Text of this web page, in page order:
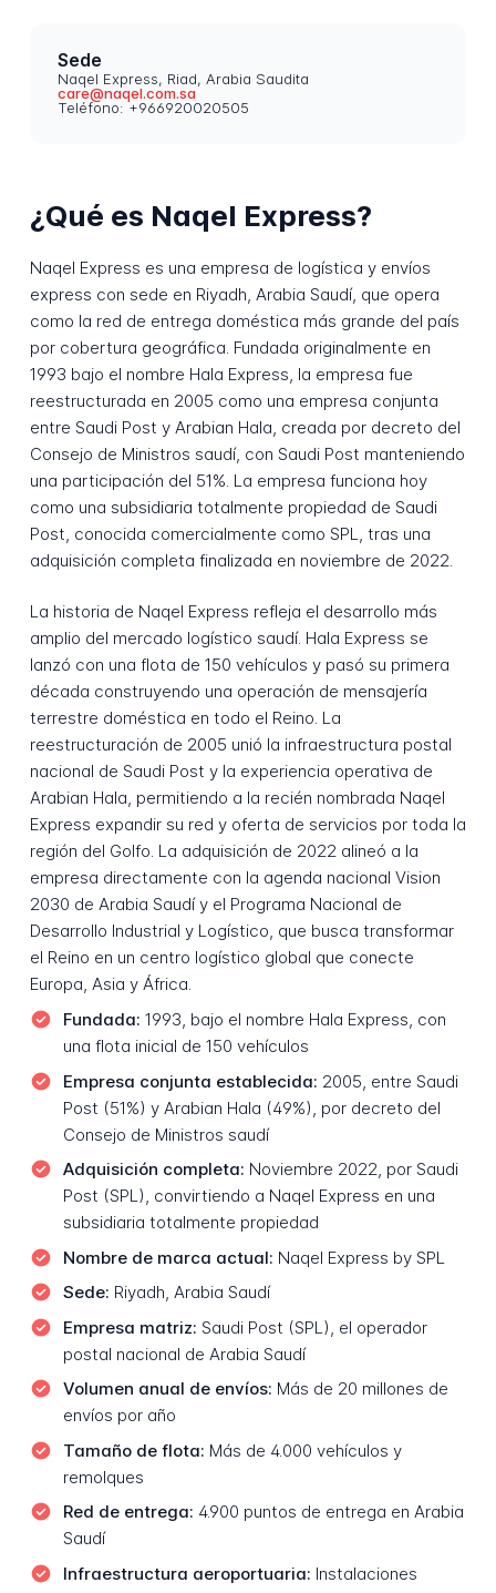
Sede
Naqel Express, Riad, Arabia Saudita
care@naqel.com.sa
Teléfono: +966920020505
¿Qué es Naqel Express?
Naqel Express es una empresa de logística y envíos
express con sede en Riyadh, Arabia Saudí, que opera
como la red de entrega doméstica más grande del país
por cobertura geográfica. Fundada originalmente en
1993 bajo el nombre Hala Express, la empresa fue
reestructurada en 2005 como una empresa conjunta
entre Saudi Post y Arabian Hala, creada por decreto del
Consejo de Ministros saudí, con Saudi Post manteniendo
una participación del 51%. La empresa funciona hoy
como una subsidiaria totalmente propiedad de Saudi
Post, conocida comercialmente como SPL, tras una
adquisición completa finalizada en noviembre de 2022.
La historia de Naqel Express refleja el desarrollo más
amplio del mercado logístico saudí. Hala Express se
lanzó con una flota de 150 vehículos y pasó su primera
década construyendo una operación de mensajería
terrestre doméstica en todo el Reino. La
reestructuración de 2005 unió la infraestructura postal
nacional de Saudi Post y la experiencia operativa de
Arabian Hala, permitiendo a la recién nombrada Naqel
Express expandir su red y oferta de servicios por toda la
región del Golfo. La adquisición de 2022 alineó a la
empresa directamente con la agenda nacional Vision
2030 de Arabia Saudí y el Programa Nacional de
Desarrollo Industrial y Logístico, que busca transformar
el Reino en un centro logístico global que conecte
Europa, Asia y África.
Fundada: 1993, bajo el nombre Hala Express, con
una flota inicial de 150 vehículos
Empresa conjunta establecida: 2005, entre Saudi
Post (51%) y Arabian Hala (49%), por decreto del
Consejo de Ministros saudí
Adquisición completa: Noviembre 2022, por Saudi
Post (SPL), convirtiendo a Naqel Express en una
subsidiaria totalmente propiedad
Nombre de marca actual: Naqel Express by SPL
Sede: Riyadh, Arabia Saudí
Empresa matriz: Saudi Post (SPL), el operador
postal nacional de Arabia Saudí
Volumen anual de envíos: Más de 20 millones de
envíos por año
Tamaño de flota: Más de 4.000 vehículos y
remolques
Red de entrega: 4.900 puntos de entrega en Arabia
Saudí
Infraestructura aeroportuaria: Instalaciones